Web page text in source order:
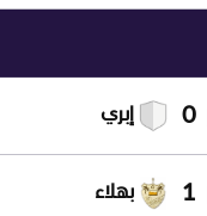
0 إبري
1 بهلاء